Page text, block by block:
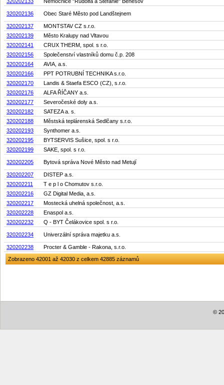
320202136 Obec Staré Město pod Landštejnem
320202137
MONTSTAV CZ s.r.o.
320202139
Město Kralupy nad Vltavou
320202141
CRUX THERM, spol. s r.o.
320202156
Společenství vlastníků domu č.p. 208
320202164
AVIA, a.s.
320202166
PPT POTRUBNÍ TECHNIKA s.r.o.
320202170
Landis & Staefa ESCO (CZ), s.r.o.
320202176
ALFA ŘÍČANY a.s.
320202177
Severočeské doly a.s.
320202182
SATEZA a. s.
320202188
Městská teplárenská Sedlčany s.r.o.
320202193
Synthomer a.s.
320202195
BYTSERVIS Sušice, spol. s r.o.
320202199
SAKE, spol. s r.o.
320202205 Bytová správa Nové Město nad Metují
320202207
DISTEP a.s.
320202211
T e p l o Chomutov s.r.o.
320202216
GZ Digital Media, a.s.
320202217
Mostecká uhelná společnost, a.s.
320202228
Enaspol a.s.
320202232
Q - BYT Čelákovice spol. s r.o.
320202234 Univerzální správa majetku a.s.
320202238
Procter & Gamble - Rakona, s.r.o.
Zobrazeno 42001 až 42030 z celkem 42885 záznamů
©